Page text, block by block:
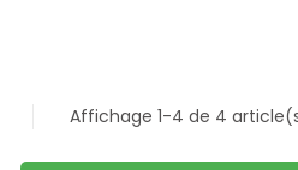
Affichage 1-4 de 4